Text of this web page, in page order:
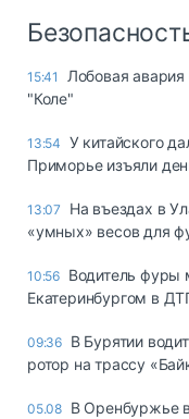
15:41
Лобовая
"Коле"
13:54 У китайского
Приморье изъяли
13:07
Ha въeздax в
«yмныx» вecoв для
10:56 Водитель фуры
Екатеринбургом в
09:36 В Бурятии
ротор на трассу
05.08 В Оренбуржье